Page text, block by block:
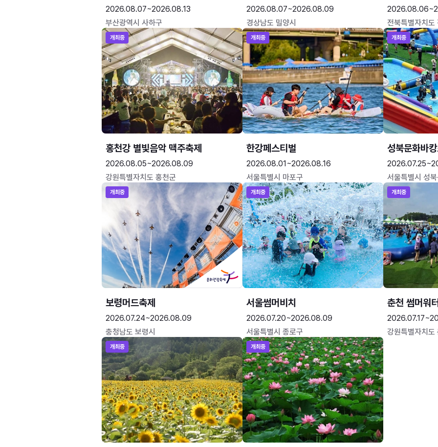
2026.08.07~2026.08.13
부산광역시 사하구
2026.08.07~2026.08.09
경상남도 밀양시
전북특별자치도
개최중
홍천강 별빛음악 맥주축제
2026.08.05~2026.08.09
강원특별자치도 홍천군
개최중
한강페스티벌
2026.08.01~2026.08.16
서울특별시 마포구
개최중
성북문화바
서울특별시 성
개최중
보령머드축제
2026.07.24~2026.08.09
충청남도 보령시
개최중
서울썸머비치
2026.07.20~2026.08.09
서울특별시 종로구
개최중
춘천 썸머워
강원특별자치도
개최중 개최중